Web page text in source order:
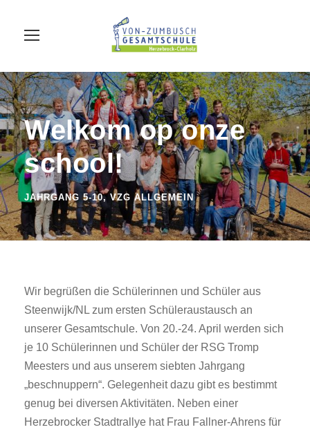
Welkom op onze
school!
JAHRGANG 5-10, VZG ALLGEMEIN
Wir begrüßen die Schülerinnen und Schüler aus
Steenwijk/NL zum ersten Schüleraustausch an
unserer Gesamtschule. Von 20.-24. April werden sich
je 10 Schülerinnen und Schüler der RSG Tromp
Meesters und aus unserem siebten Jahrgang
„beschnuppern“. Gelegenheit dazu gibt es bestimmt
genug bei diversen Aktivitäten. Neben einer
Herzebrocker Stadtrallye hat Frau Fallner-Ahrens für